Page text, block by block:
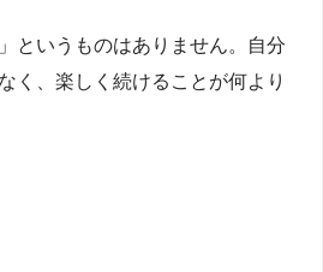
というものはありません。自分
く、楽しく続けることが何より